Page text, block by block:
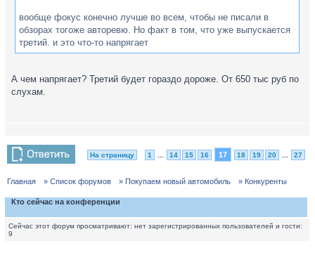
вообще фокус конечно лучше во всем, чтобы не писали в
обзорах тогоже авторевю. Но факт в том, что уже выпускается
третий. и это что-то напрягает
А чем напрягает? Третий будет гораздо дороже. От 650 тыс руб по
слухам.
На страницу 1 14 15 16 17 18 19 20 27
Главная » Список форумов » Покупаем новый автомобиль » Конкуренты
Кто сейчас на конференции
Сейчас этот форум просматривают: нет зарегистрированных пользователей и гости:
9